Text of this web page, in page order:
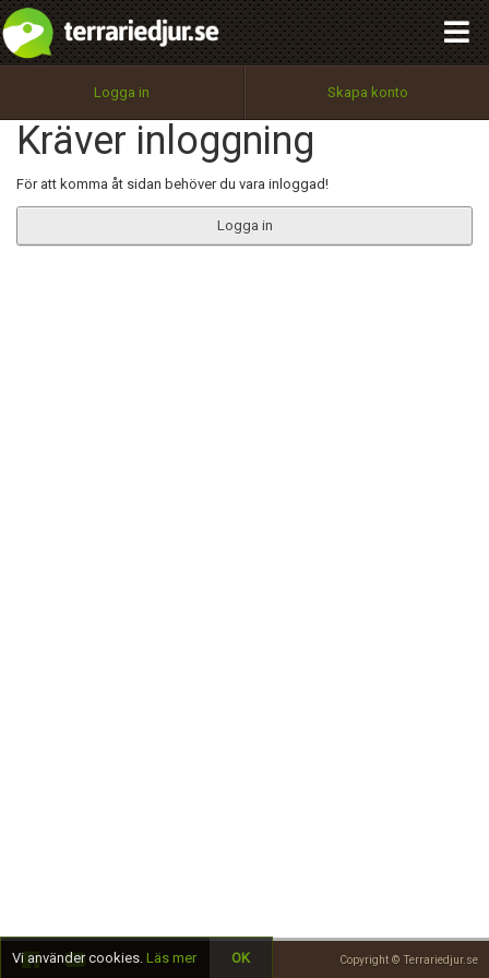
Logga in Skapa konto
Kräver inloggning
För att komma åt sidan behöver du vara inloggad!
Logga in
Copyright © Terrariedjur.se
Utför
100%
OK
integritetspolicy
Namn:
Epost:
Begär nytt lösenord
Tillbaka till förstasidan
Vi använder cookies. Läs mer OK